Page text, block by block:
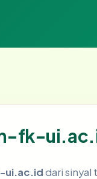
fk-
ui.ac.iddari sinyal